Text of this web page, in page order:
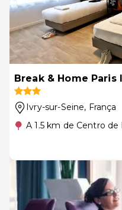
Break & Home
Ivry-sur-Seine, França
A 1.5 km de Centro de